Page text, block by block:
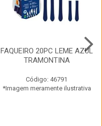
FAQUEIRO 20PC LEME AZUL
TRAMONTINA
Código: 46791
*Imagem meramente ilustrativa